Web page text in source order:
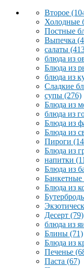
Второе
Холодные
Постные
Выпечка
салаты
блюда из
Блюда из
блюда из
Сладкие
супы (276)
Блюда из
блюда из
Блюда из
Блюда из
Пироги
Блюда из
напитки
Блюда из
Банкетные
Блюда из
Десерт (79)
блюда из
Блины (71)
Блюда из
Печенье
Паста (67)